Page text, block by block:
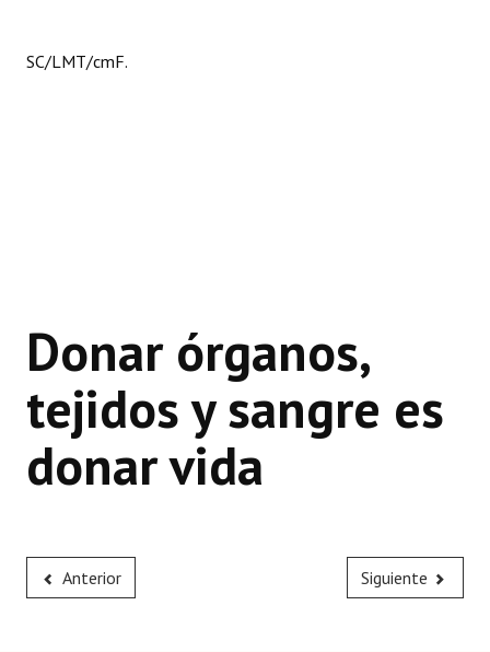
SC/LMT/cmF.
Donar órganos,
tejidos y sangre es
donar vida
Anterior Siguiente